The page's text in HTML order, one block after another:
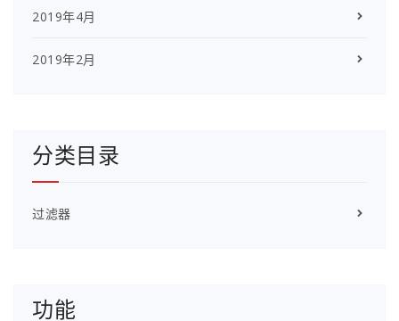
2019年4月
2019年2月
分类目录
过滤器
功能